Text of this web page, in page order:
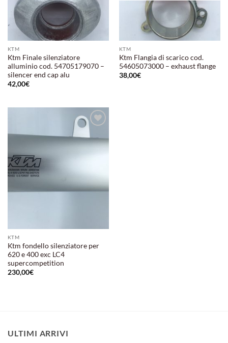
KTM
Ktm Finale silenziatore
alluminio cod. 54705179070 –
silencer end cap alu
42,00€
KTM
Ktm Flangia di scarico cod.
54605073000 – exhaust flange
38,00€
Aggiungi
alla lista
dei
KTM
Ktm fondello silenziatore per
620 e 400 exc LC4
supercompetition
230,00€
ULTIMI ARRIVI